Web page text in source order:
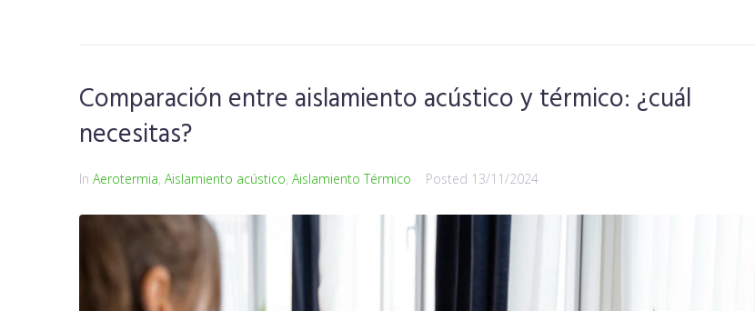
Comparación entre aislamiento acústico y térmico: ¿cuál
necesitas?
In Aerotermia, Aislamiento acústico, Aislamiento Térmico Posted 13/11/2024